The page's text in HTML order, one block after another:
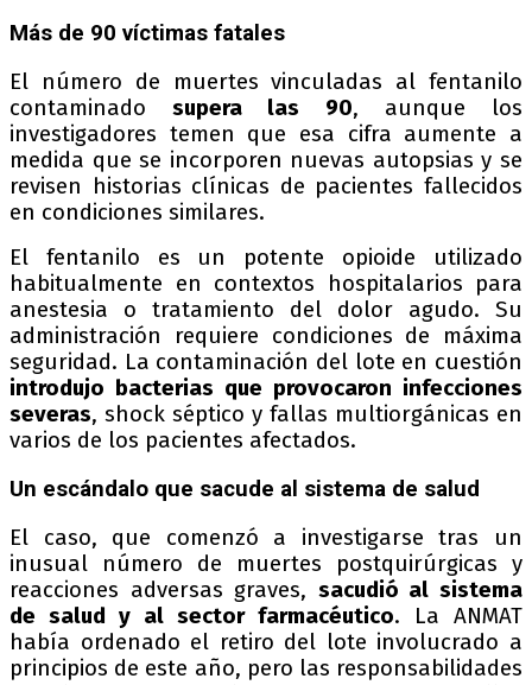
Más de 90 víctimas fatales
El número de muertes vinculadas al fentanilo
contaminadosupera las 90, aunque los
investigadores temen que esa cifra aumente a
medida que se incorporen nuevas autopsias y se
revisen historias clínicas de pacientes fallecidos
en condiciones similares.
El fentanilo es un potente opioide utilizado
habitualmente en contextos hospitalarios para
anestesia o tratamiento del dolor agudo. Su
administración requiere condiciones de máxima
seguridad. La contaminación del lote en cuestión
introdujo bacterias que provocaron infecciones
severas, shock séptico y fallas multiorgánicas en
varios de los pacientes afectados.
Un escándalo que sacude al sistema de salud
El caso, que comenzó a investigarse tras un
inusual número de muertes postquirúrgicas y
reacciones adversas graves, sacudió al sistema
de salud y al sector farmacéutico. La ANMAT
había ordenado el retiro del lote involucrado a
principios de este año, pero las responsabilidades